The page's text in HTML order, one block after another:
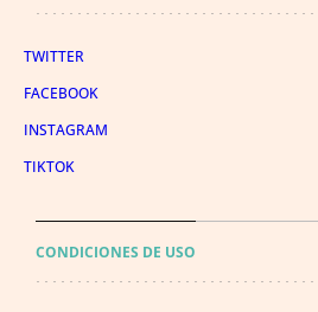
TWITTER
FACEBOOK
INSTAGRAM
TIKTOK
CONDICIONES DE USO